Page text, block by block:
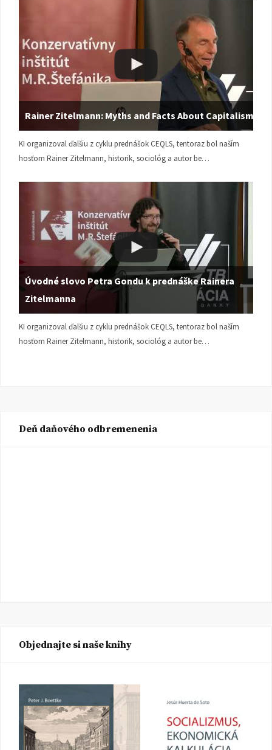
Rainer Zitelmann: Myths and Facts About Capitalism
KI organizoval ďalšiu z cyklu prednášok CEQLS, tentoraz bol naším
hosťom Rainer Zitelmann, historik, sociológ a autor be…
Úvodné slovo Petra Gondu k prednáške Rainera
Zitelmanna
KI organizoval ďalšiu z cyklu prednášok CEQLS, tentoraz bol naším
hosťom Rainer Zitelmann, historik, sociológ a autor be…
Deň daňového odbremenenia
Objednajte si naše knihy